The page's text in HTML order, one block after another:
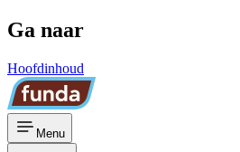
Ga naar
Hoofdinhoud
Menu